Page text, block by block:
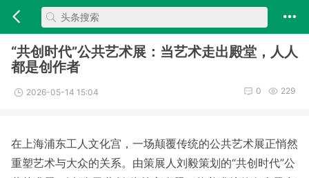
“共创时代”公共艺术展：当艺术走出殿堂，人人
都是创作者
2026-05-14 15:04 229
0
在上海浦东工人文化宫，一场颠覆传统的公共艺术展正悄然
重塑艺术与大众的关系。由策展人刘毅策划的“共创时代”公